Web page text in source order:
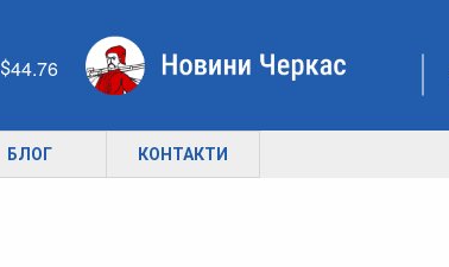
44.76
БЛОГ КОНТАКТИ